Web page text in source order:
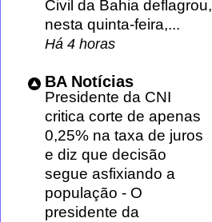
Civil da Bahia deflagrou,
nesta quinta-feira,...
Há 4 horas
BA Notícias
Presidente da CNI
critica corte de apenas
0,25% na taxa de juros
e diz que decisão
segue asfixiando a
população - O
presidente da